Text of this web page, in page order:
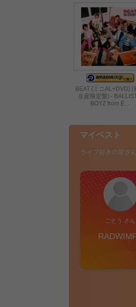
BEAT (ミニAL+DVD) (
生産限定盤) -
BOYZ from E…
マイベスト
ライブ好きの皆さ
ごとう さん